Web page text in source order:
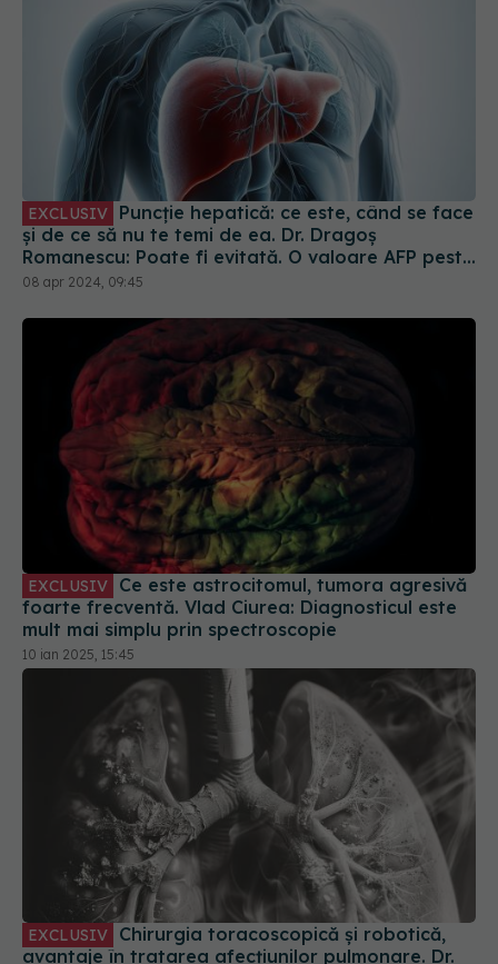
EXCLUSIV
și de ce să nu te temi de ea. Dr. Dragoș
Romanescu: Poate fi evitată. O valoare AFP peste
400 e suficientă pentru tratament
08 apr 2024, 09:45
EXCLUSIV Ce este astrocitomul, tumora agresivă
foarte frecventă. Vlad Ciurea: Diagnosticul este
mult mai simplu prin spectroscopie
10 ian 2025, 15:45
EXCLUSIV Chirurgia toracoscopică și robotică,
avantaje în tratarea afecțiunilor pulmonare. Dr.
Bogdan Tănase: Se vindecă mai repede
26 aug 2024, 21:18